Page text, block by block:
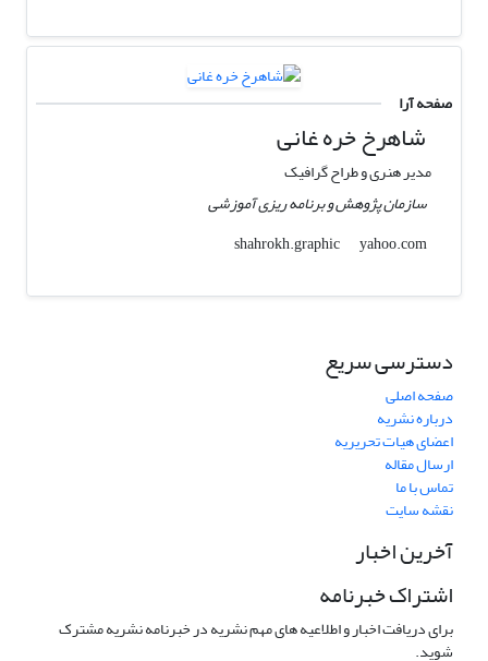
صفحه آرا
شاهرخ خره غانی
مدیر هنری و طراح گرافیک
سازمان پژوهش و برنامه ریزی آموزشی
shahrokh.graphic
yahoo.com
دسترسی سریع
صفحه اصلی
درباره نشریه
اعضای هیات تحریریه
ارسال مقاله
تماس با ما
نقشه سایت
آخرین اخبار
اشتراک خبرنامه
برای دریافت اخبار و اطلاعیه های مهم نشریه در خبرنامه نشریه مشترک
شوید.